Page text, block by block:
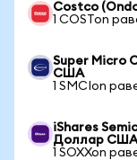
Costco
1 COSTon
Super Micro
США
1 SMCIon
iShares
Доллар США
1 SOXXon